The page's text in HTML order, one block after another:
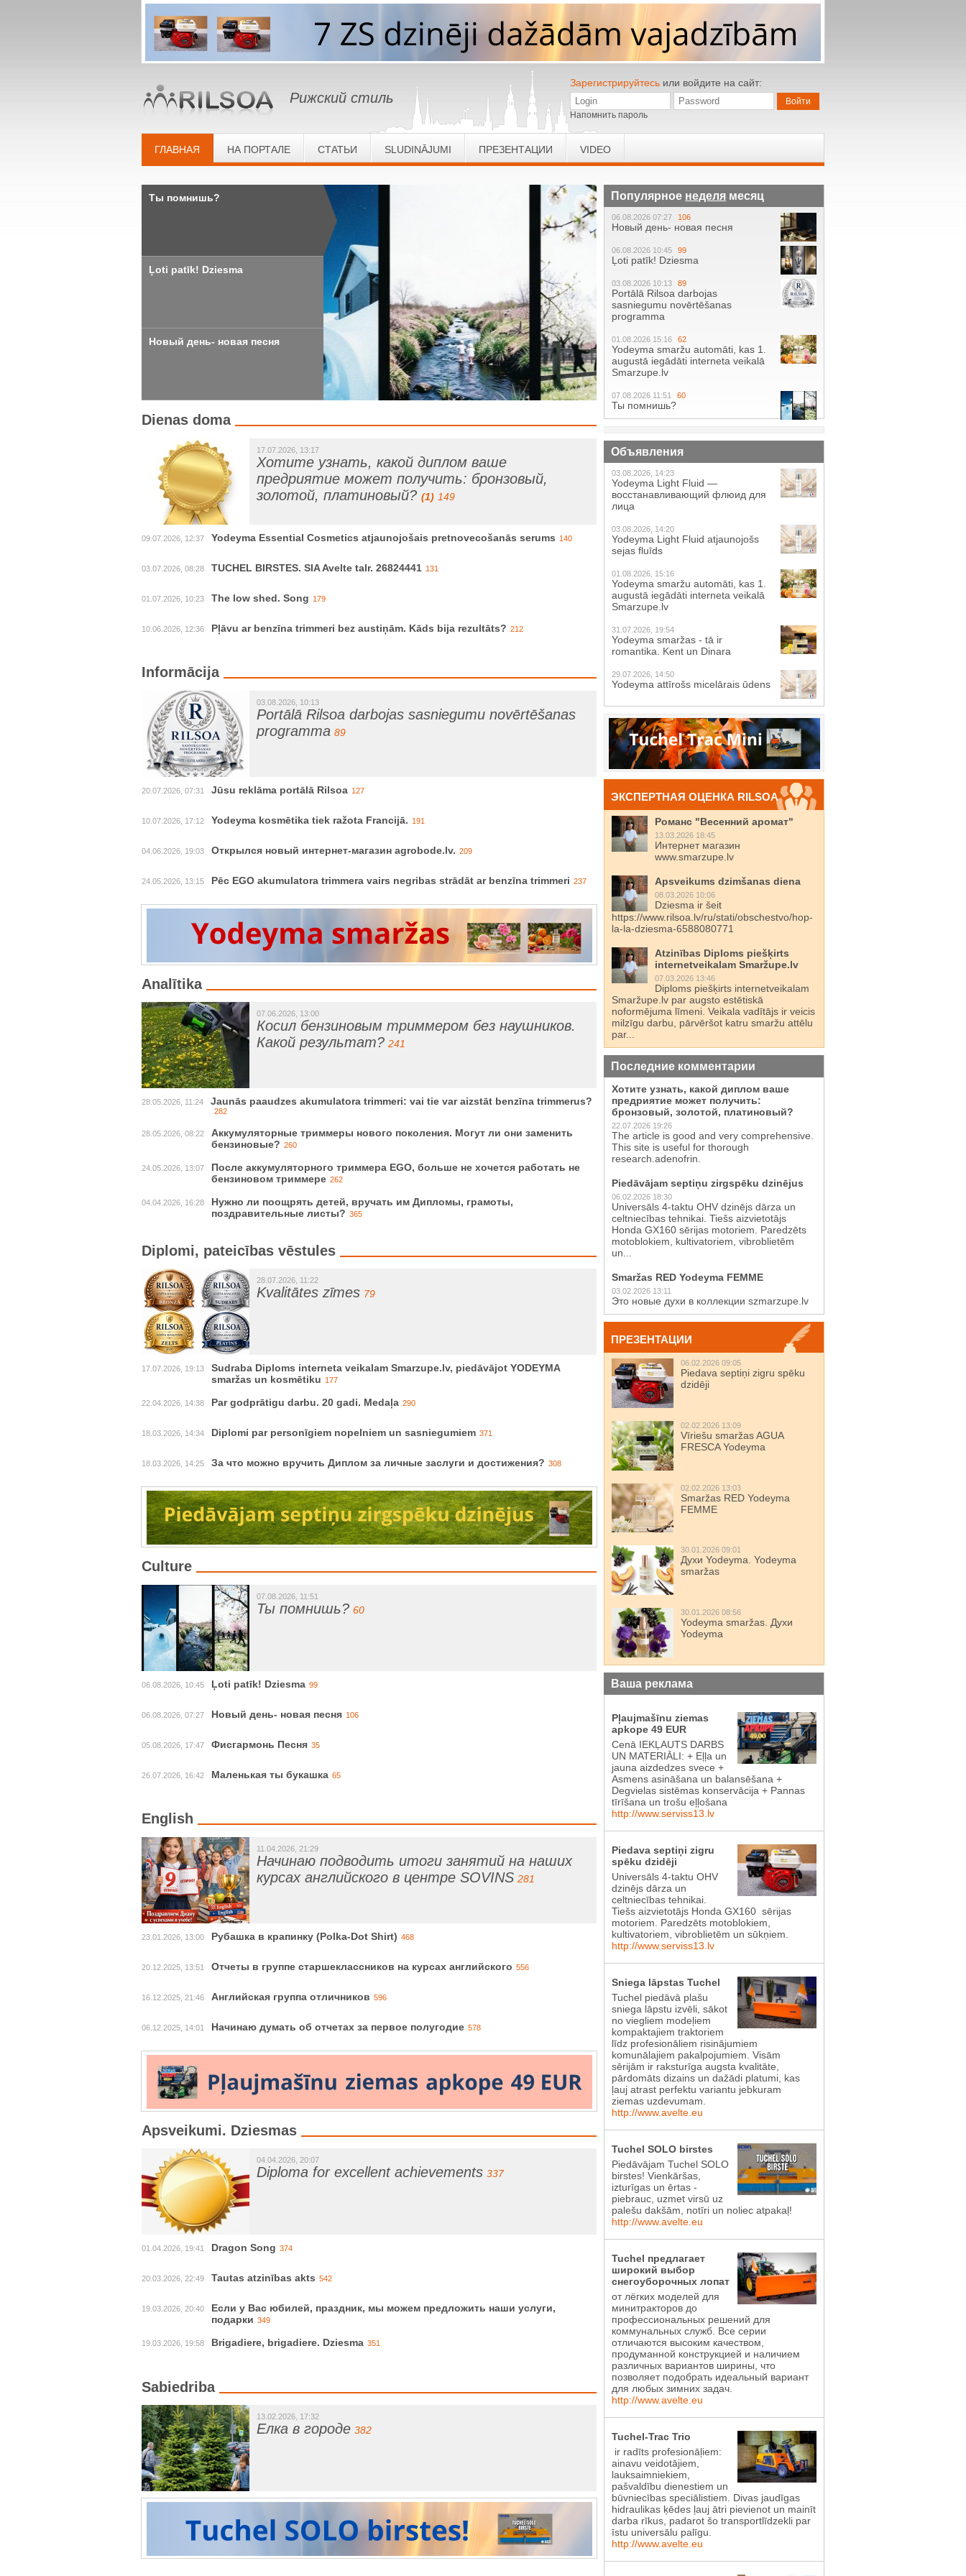
Рижский стиль
Зарегистрируйтесь или войдите на сайт:
Напомнить пароль
ГЛАВНАЯ НА ПОРТАЛЕ СТАТЬИ SLUDINĀJUMI ПРЕЗЕНТАЦИИ VIDEO
Ты помнишь?
Ļoti patīk! Dziesma
Новый день- новая песня
Dienas doma
17.07.2026, 13:17
Хотите узнать, какой диплом ваше
предриятие может получить: бронзовый,
золотой, платиновый? (1) 149
09.07.2026, 12:37 Yodeyma Essential Cosmetics atjaunojošais pretnovecošanās serums 140
03.07.2026, 08:28 TUCHEL BIRSTES. SIA Avelte talr. 26824441 131
01.07.2026, 10:23 The low shed. Song 179
10.06.2026, 12:36 Pļāvu ar benzīna trimmeri bez austiņām. Kāds bija rezultāts? 212
Informācija
03.08.2026, 10:13
Portālā Rilsoa darbojas sasniegumu novērtēšanas
programma 89
20.07.2026, 07:31 Jūsu reklāma portālā Rilsoa 127
10.07.2026, 17:12 Yodeyma kosmētika tiek ražota Francijā. 191
04.06.2026, 19:03 Открылся новый интернет-магазин agrobode.lv. 209
24.05.2026, 13:15 Pēc EGO akumulatora trimmera vairs negribas strādāt ar benzīna trimmeri 237
Analītika
07.06.2026, 13:00
Косил бензиновым триммером без наушников.
Какой результат? 241
28.05.2026, 11:24 Jaunās paaudzes akumulatora trimmeri: vai tie var aizstāt benzīna trimmerus?
282
28.05.2026, 08:22
Аккумуляторные триммеры нового поколения. Могут ли они заменить
бензиновые? 260
24.05.2026, 13:07
После аккумуляторного триммера EGO, больше не хочется работать не
бензиновом триммере 262
04.04.2026, 16:28
Нужно ли поощрять детей, вручать им Дипломы, грамоты,
поздравительные листы? 365
Diplomi, pateicības vēstules
28.07.2026, 11:22
Kvalitātes zīmes 79
17.07.2026, 19:13
Sudraba Diploms interneta veikalam Smarzupe.lv, piedāvājot YODEYMA
smaržas un kosmētiku 177
22.04.2026, 14:38 Par godprātigu darbu. 20 gadi. Medaļa 290
18.03.2026, 14:34 Diplomi par personīgiem nopelniem un sasniegumiem 371
18.03.2026, 14:25 За что можно вручить Диплом за личные заслуги и достижения? 308
Culture
07.08.2026, 11:51
Ты помнишь? 60
06.08.2026, 10:45 Ļoti patīk! Dziesma 99
06.08.2026, 07:27 Новый день- новая песня 106
05.08.2026, 17:47 Фисгармонь Песня 35
26.07.2026, 16:42 Маленькая ты букашка 65
English
11.04.2026, 21:29
Начинаю подводить итоги занятий на наших
курсах английского в центре SOVINS 281
23.01.2026, 13:00 Рубашка в крапинку (Polka-Dot Shirt) 468
20.12.2025, 13:51 Отчеты в группе старшеклассников на курсах английского 556
16.12.2025, 21:46 Английская группа отличников 596
06.12.2025, 14:01 Начинаю думать об отчетах за первое полугодие 578
Apsveikumi. Dziesmas
04.04.2026, 20:07
Diploma for excellent achievements 337
01.04.2026, 19:41 Dragon Song 374
20.03.2026, 22:49 Tautas atzinības akts 542
19.03.2026, 20:40
Если у Вас юбилей, праздник, мы можем предложить наши услуги,
подарки 349
19.03.2026, 19:58 Brigadiere, brigadiere. Dziesma 351
Sabiedriba
13.02.2026, 17:32
Елка в городе 382
Популярное неделя месяц
06.08.2026 07:27 106
Новый день- новая песня
06.08.2026 10:45 99
Ļoti patīk! Dziesma
03.08.2026 10:13 89
Portālā Rilsoa darbojas
sasniegumu novērtēšanas
programma
01.08.2026 15:16 62
Yodeyma smaržu automāti, kas 1.
augustā iegādāti interneta veikalā
Smarzupe.lv
07.08.2026 11:51 60
Ты помнишь?
Объявления
03.08.2026, 14:23
Yodeyma Light Fluid —
восстанавливающий флюид для
лица
03.08.2026, 14:20
Yodeyma Light Fluid atjaunojošs
sejas fluīds
01.08.2026, 15:16
Yodeyma smaržu automāti, kas 1.
augustā iegādāti interneta veikalā
Smarzupe.lv
31.07.2026, 19:54
Yodeyma smaržas - tā ir
romantika. Kent un Dinara
29.07.2026, 14:50
Yodeyma attīrošs micelārais ūdens
ЭКСПЕРТНАЯ ОЦЕНКА RILSOA
Романс "Весенний аромат"
13.03.2026 18:45
Интернет магазин
www.smarzupe.lv
Apsveikums dzimšanas diena
08.03.2026 10:06
Dziesma ir šeit
https://www.rilsoa.lv/ru/stati/obschestvo/hop-
la-la-dziesma-6588080771
Atzinības Diploms piešķirts
internetveikalam Smaržupe.lv
07.03.2026 13:46
Diploms piešķirts internetveikalam
Smaržupe.lv par augsto estētiskā
noformējuma līmeni. Veikala vadītājs ir veicis
milzīgu darbu, pārvēršot katru smaržu attēlu
par...
Последние комментарии
Хотите узнать, какой диплом ваше
предриятие может получить:
бронзовый, золотой, платиновый?
22.07.2026 19:26
The article is good and very comprehensive.
This site is useful for thorough
research.adenofrin.
Piedāvājam septiņu zirgspēku dzinējus
06.02.2026 18:30
Universāls 4-taktu OHV dzinējs dārza un
celtniecības tehnikai. Tiešs aizvietotājs
Honda GX160 sērijas motoriem. Paredzēts
motoblokiem, kultivatoriem, vibroblietēm
un...
Smaržas RED Yodeyma FEMME
03.02.2026 13:11
Это новые духи в коллекции szmarzupe.lv
ПРЕЗЕНТАЦИИ
06.02.2026 09:05
Piedava septiņi zigru spēku
dzidēji
02.02.2026 13:09
Vīriešu smaržas AGUA
FRESCA Yodeyma
02.02.2026 13:03
Smaržas RED Yodeyma
FEMME
30.01.2026 09:01
Духи Yodeyma. Yodeyma
smaržas
30.01.2026 08:56
Yodeyma smaržas. Духи
Yodeyma
Ваша реклама
Pļaujmašīnu ziemas
apkope 49 EUR
Cenā IEKĻAUTS DARBS
UN MATERIĀLI: + Eļļa un
jauna aizdedzes svece +
Asmens asināšana un balansēšana +
Degvielas sistēmas konservācija + Pannas
tīrīšana un trošu eļļošana
http://www.serviss13.lv
Piedava septiņi zigru
spēku dzidēji
Universāls 4-taktu OHV
dzinējs dārza un
celtniecības tehnikai.
Tiešs aizvietotājs Honda GX160 sērijas
motoriem. Paredzēts motoblokiem,
kultivatoriem, vibroblietēm un sūkņiem.
http://www.serviss13.lv
Sniega lāpstas Tuchel
Tuchel piedāvā plašu
sniega lāpstu izvēli, sākot
no viegliem modeļiem
kompaktajiem traktoriem
līdz profesionāliem risinājumiem
komunālajiem pakalpojumiem. Visām
sērijām ir raksturīga augsta kvalitāte,
pārdomāts dizains un dažādi platumi, kas
ļauj atrast perfektu variantu jebkuram
ziemas uzdevumam.
http://www.avelte.eu
Tuchel SOLO birstes
Piedāvājam Tuchel SOLO
birstes! Vienkāršas,
izturīgas un ērtas -
piebrauc, uzmet virsū uz
palešu dakšām, notīri un noliec atpakaļ!
http://www.avelte.eu
Tuchel предлагает
широкий выбор
снегоуборочных лопат
от лёгких моделей для
минитракторов до
профессиональных решений для
коммунальных служб. Все серии
отличаются высоким качеством,
продуманной конструкцией и наличием
различных вариантов ширины, что
позволяет подобрать идеальный вариант
для любых зимних задач.
http://www.avelte.eu
Tuchel-Trac Trio
ir radīts profesionāļiem:
ainavu veidotājiem,
lauksaimniekiem,
pašvaldību dienestiem un
būvniecības speciālistiem. Divas jaudīgas
hidraulikas ķēdes ļauj ātri pievienot un mainīt
darba rīkus, padarot šo transportlīdzekli par
īstu universālu palīgu.
http://www.avelte.eu